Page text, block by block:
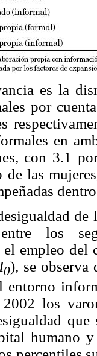
es la
por
en
con 3.1
de las
de
entre los
el empleo
I0), se observa
entorno
los
que
humano